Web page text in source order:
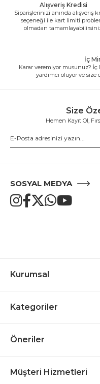
Alışveriş Kredisi
Siparişlerinizi anında alışveriş
seçeneği ile kart limiti
olmadan
İç
Karar veremiyor musunuz?
yardımcı oluyor ve size
Size
Hemen Kayıt Ol,
SOSYAL MEDYA
Kurumsal
Kategoriler
Öneriler
Müşteri Hizmetleri